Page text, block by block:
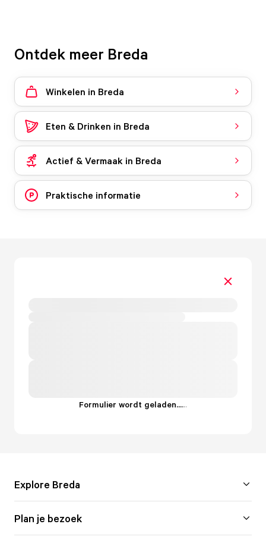
Ontdek meer Breda
Winkelen in Breda
Eten & Drinken in Breda
Actief & Vermaak in Breda
Praktische informatie
Formulier wordt geladen......
Explore Breda
Plan je bezoek